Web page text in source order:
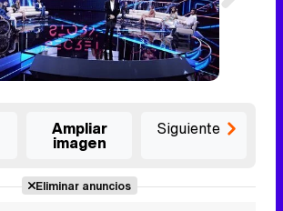
Ampliar
imagen
Siguiente
Eliminar anuncios